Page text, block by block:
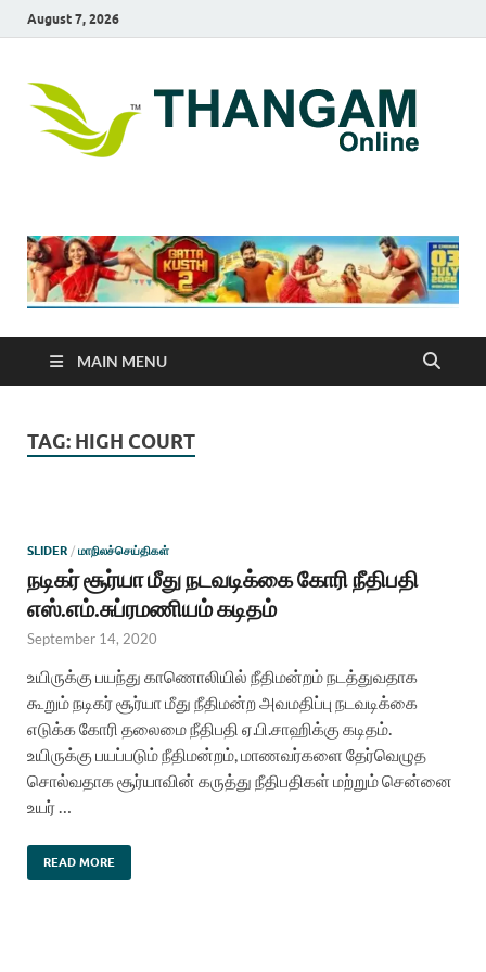
August 7, 2026
MAIN MENU
TAG: HIGH COURT
SLIDER / மாநிலச்செய்திகள்
நடிகர் சூர்யா மீது நடவடிக்கை கோரி நீதிபதி
எஸ்.எம்.சுப்ரமணியம் கடிதம்
September 14, 2020
உயிருக்கு பயந்து காணொலியில் நீதிமன்றம் நடத்துவதாக
கூறும் நடிகர் சூர்யா மீது நீதிமன்ற அவமதிப்பு நடவடிக்கை
எடுக்க கோரி தலைமை நீதிபதி ஏ.பி.சாஹிக்கு கடிதம்.
உயிருக்கு பயப்படும் நீதிமன்றம், மாணவர்களை தேர்வெழுத
சொல்வதாக சூர்யாவின் கருத்து நீதிபதிகள் மற்றும் சென்னை
உயர் …
READ MORE